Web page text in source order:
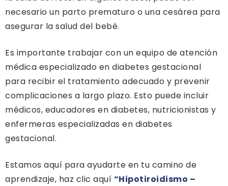
necesario un parto prematuro o una cesárea para
asegurar la salud del bebé.
Es importante trabajar con un equipo de atención
médica especializado en diabetes gestacional
para recibir el tratamiento adecuado y prevenir
complicaciones a largo plazo. Esto puede incluir
médicos, educadores en diabetes, nutricionistas y
enfermeras especializadas en diabetes
gestacional.
Estamos aquí para ayudarte en tu camino de
aprendizaje, haz clic aquí “Hipotiroidismo –